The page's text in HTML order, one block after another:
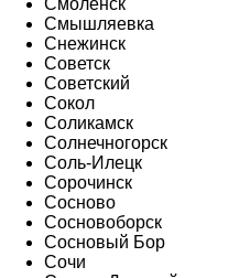
Смоленск
Смышляевка
Снежинск
Советск
Советский
Сокол
Соликамск
Солнечногорск
Соль-Илецк
Сорочинск
Сосново
Сосновоборск
Сосновый Бор
Сочи